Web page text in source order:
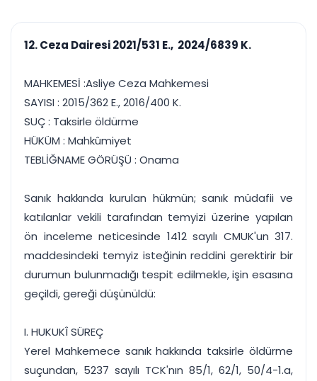
Duruşma ve görev
takvimi
Bildirim
Süreleri asla kaçırmayın
takibi
Tek panelde uçtan uca yönetim
UYAP & UETS entegrasyonundan finansa, hepsi bir arada.
Tüm özellikleri inceleyin
12. Ceza Dairesi 2021/531 E., 2024/6839 K.
MAHKEMESİ :Asliye Ceza Mahkemesi
SAYISI : 2015/362 E., 2016/400 K.
SUÇ : Taksirle öldürme
HÜKÜM : Mahkûmiyet
TEBLİĞNAME GÖRÜŞÜ : Onama
Sanık hakkında kurulan hükmün; sanık müdafii ve
katılanlar vekili tarafından temyizi üzerine yapılan
ön inceleme neticesinde 1412 sayılı CMUK'un 317.
maddesindeki temyiz isteğinin reddini gerektirir bir
durumun bulunmadığı tespit edilmekle, işin esasına
geçildi, gereği düşünüldü:
I. HUKUKÎ SÜREÇ
Yerel Mahkemece sanık hakkında taksirle öldürme
suçundan, 5237 sayılı TCK'nın 85/1, 62/1, 50/4-1.a,